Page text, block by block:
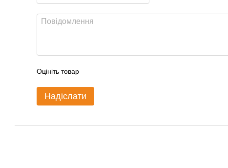
Оцініть товар
Надіслати